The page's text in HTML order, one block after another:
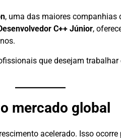
, uma das maiores companhias
C++ Júnior,
que desejam trabalhar
mercado global
acelerado. Isso